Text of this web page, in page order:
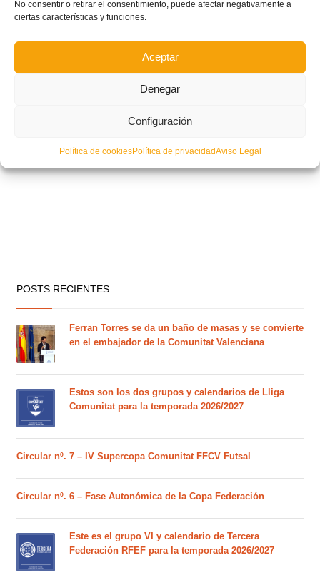
No consentir o retirar el consentimiento, puede afectar negativamente a
ciertas características y funciones.
Aceptar
Denegar
Configuración
Política de cookiesPolítica de privacidadAviso Legal
POSTS RECIENTES
Ferran Torres se da un baño de masas y se convierte
en el embajador de la Comunitat Valenciana
Estos son los dos grupos y calendarios de Lliga
Comunitat para la temporada 2026/2027
Circular nº. 7 – IV Supercopa Comunitat FFCV Futsal
Circular nº. 6 – Fase Autonómica de la Copa Federación
Este es el grupo VI y calendario de Tercera
Federación RFEF para la temporada 2026/2027